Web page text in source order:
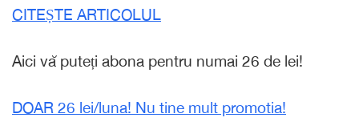
CITEȘTE ARTICOLUL
Aici vă puteți abona pentru numai 26 de lei!
DOAR 26 lei/luna! Nu tine mult promotia!